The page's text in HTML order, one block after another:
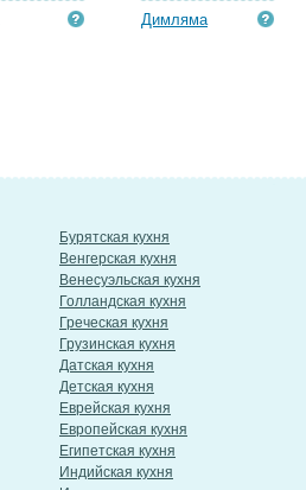
Димляма
Бурятская кухня
Венгерская кухня
Венесуэльская кухня
Голландская кухня
Греческая кухня
Грузинская кухня
Датская кухня
Детская кухня
Еврейская кухня
Европейская кухня
Египетская кухня
Индийская кухня